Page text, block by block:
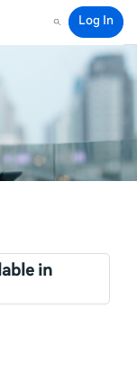
Search
Log In
in